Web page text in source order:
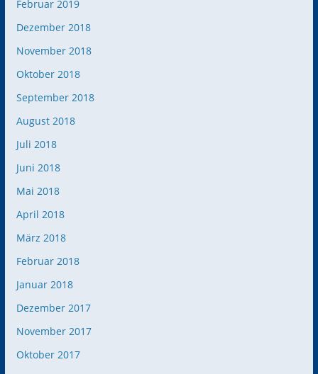
Februar 2019
Dezember 2018
November 2018
Oktober 2018
September 2018
August 2018
Juli 2018
Juni 2018
Mai 2018
April 2018
März 2018
Februar 2018
Januar 2018
Dezember 2017
November 2017
Oktober 2017